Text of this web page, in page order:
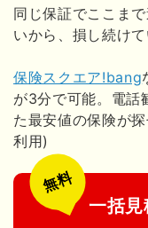
同じ保証でここま
いから、損し続け
保険スクエア!bang
が3分で可能。電話
た最安値の保険が
利用)
無料
一括